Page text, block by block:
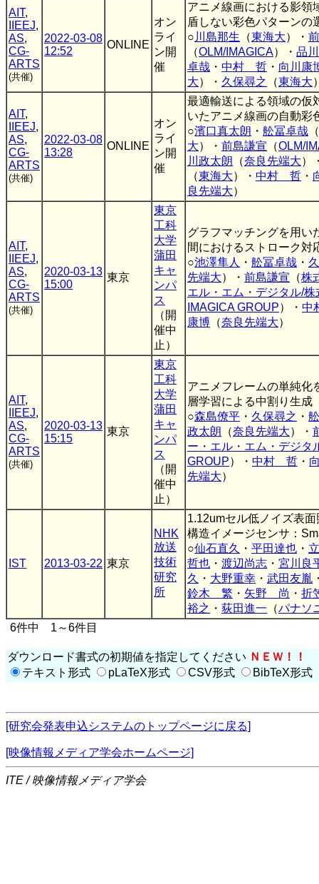
AIT,
IIEEJ,
AS,
CG-
ARTS
(共催)
2022-03-08
12:52
ONLINE
オン
ライ
ン開
催
アニメ線画における影領
盾しない彩色パターンの
○ 川島那生 （東海大）・
（OLM/IMAGICA）・ 品
卓哉 ・ 中村 哲 ・ 向川康
大）・ 久保尋之 （東海大
AIT,
IIEEJ,
AS,
CG-
ARTS
(共催)
2022-03-08
13:28
ONLINE
オン
ライ
ン開
催
最適輸送による領域の仮
いたアニメ線画の自動彩
○濱口真太朗 ・ 舩冨卓哉 （
大）・ 前島謙宣 （OLM/
川政太朗 （奈良先端大）
（東海大）・ 中村 哲 ・
良先端大）
AIT,
IIEEJ,
AS,
CG-
ARTS
(共催)
2020-03-13
15:00
東京
東京
工科
大学
蒲田
キャ
ンパ
ス
（開
催中
止）
グラフマッチングを用い
間におけるストローク対
○池澤隼人 ・ 舩冨卓哉 ・
先端大）・ 前島謙宣 （株
エル・エム・デジタル/株
IMAGICA GROUP）・ 中
康博 （奈良先端大）
AIT,
IIEEJ,
AS,
CG-
ARTS
(共催)
2020-03-13
15:15
東京
東京
工科
大学
蒲田
キャ
ンパ
ス
（開
催中
止）
アニメフレームの単純化
層学習による中割り生成
○森島僚平 ・ 久保尋之 ・
政太朗 （奈良先端大）・
ー・エル・エム・デジタ
GROUP）・ 中村 哲 ・
先端大）
IST 2013-03-22 東京
NHK
放送
技術
研究
所
1.12umセル低ノイズ表
構造イメージセンサ：
○仙石直久 ・ 平田達也 ・
哲也 ・ 渡辺尚志 ・ 宮川良
久
・ 大野重幸 ・ 武田友胤
鈴木 繁 ・ 矢野 尚 ・ 折
裕之 ・ 荻田進一 （パナソ
6件中 1～6件目
ダウンロード書式の初期値を指定してください ＮＥＷ！！
テキスト形式
pLaTeX形式 CSV形式 BibTeX形式
[研究会発表申込システムのトップページに戻る]
[映像情報メディア学会ホームページ]
ITE / 映像情報メディア学会